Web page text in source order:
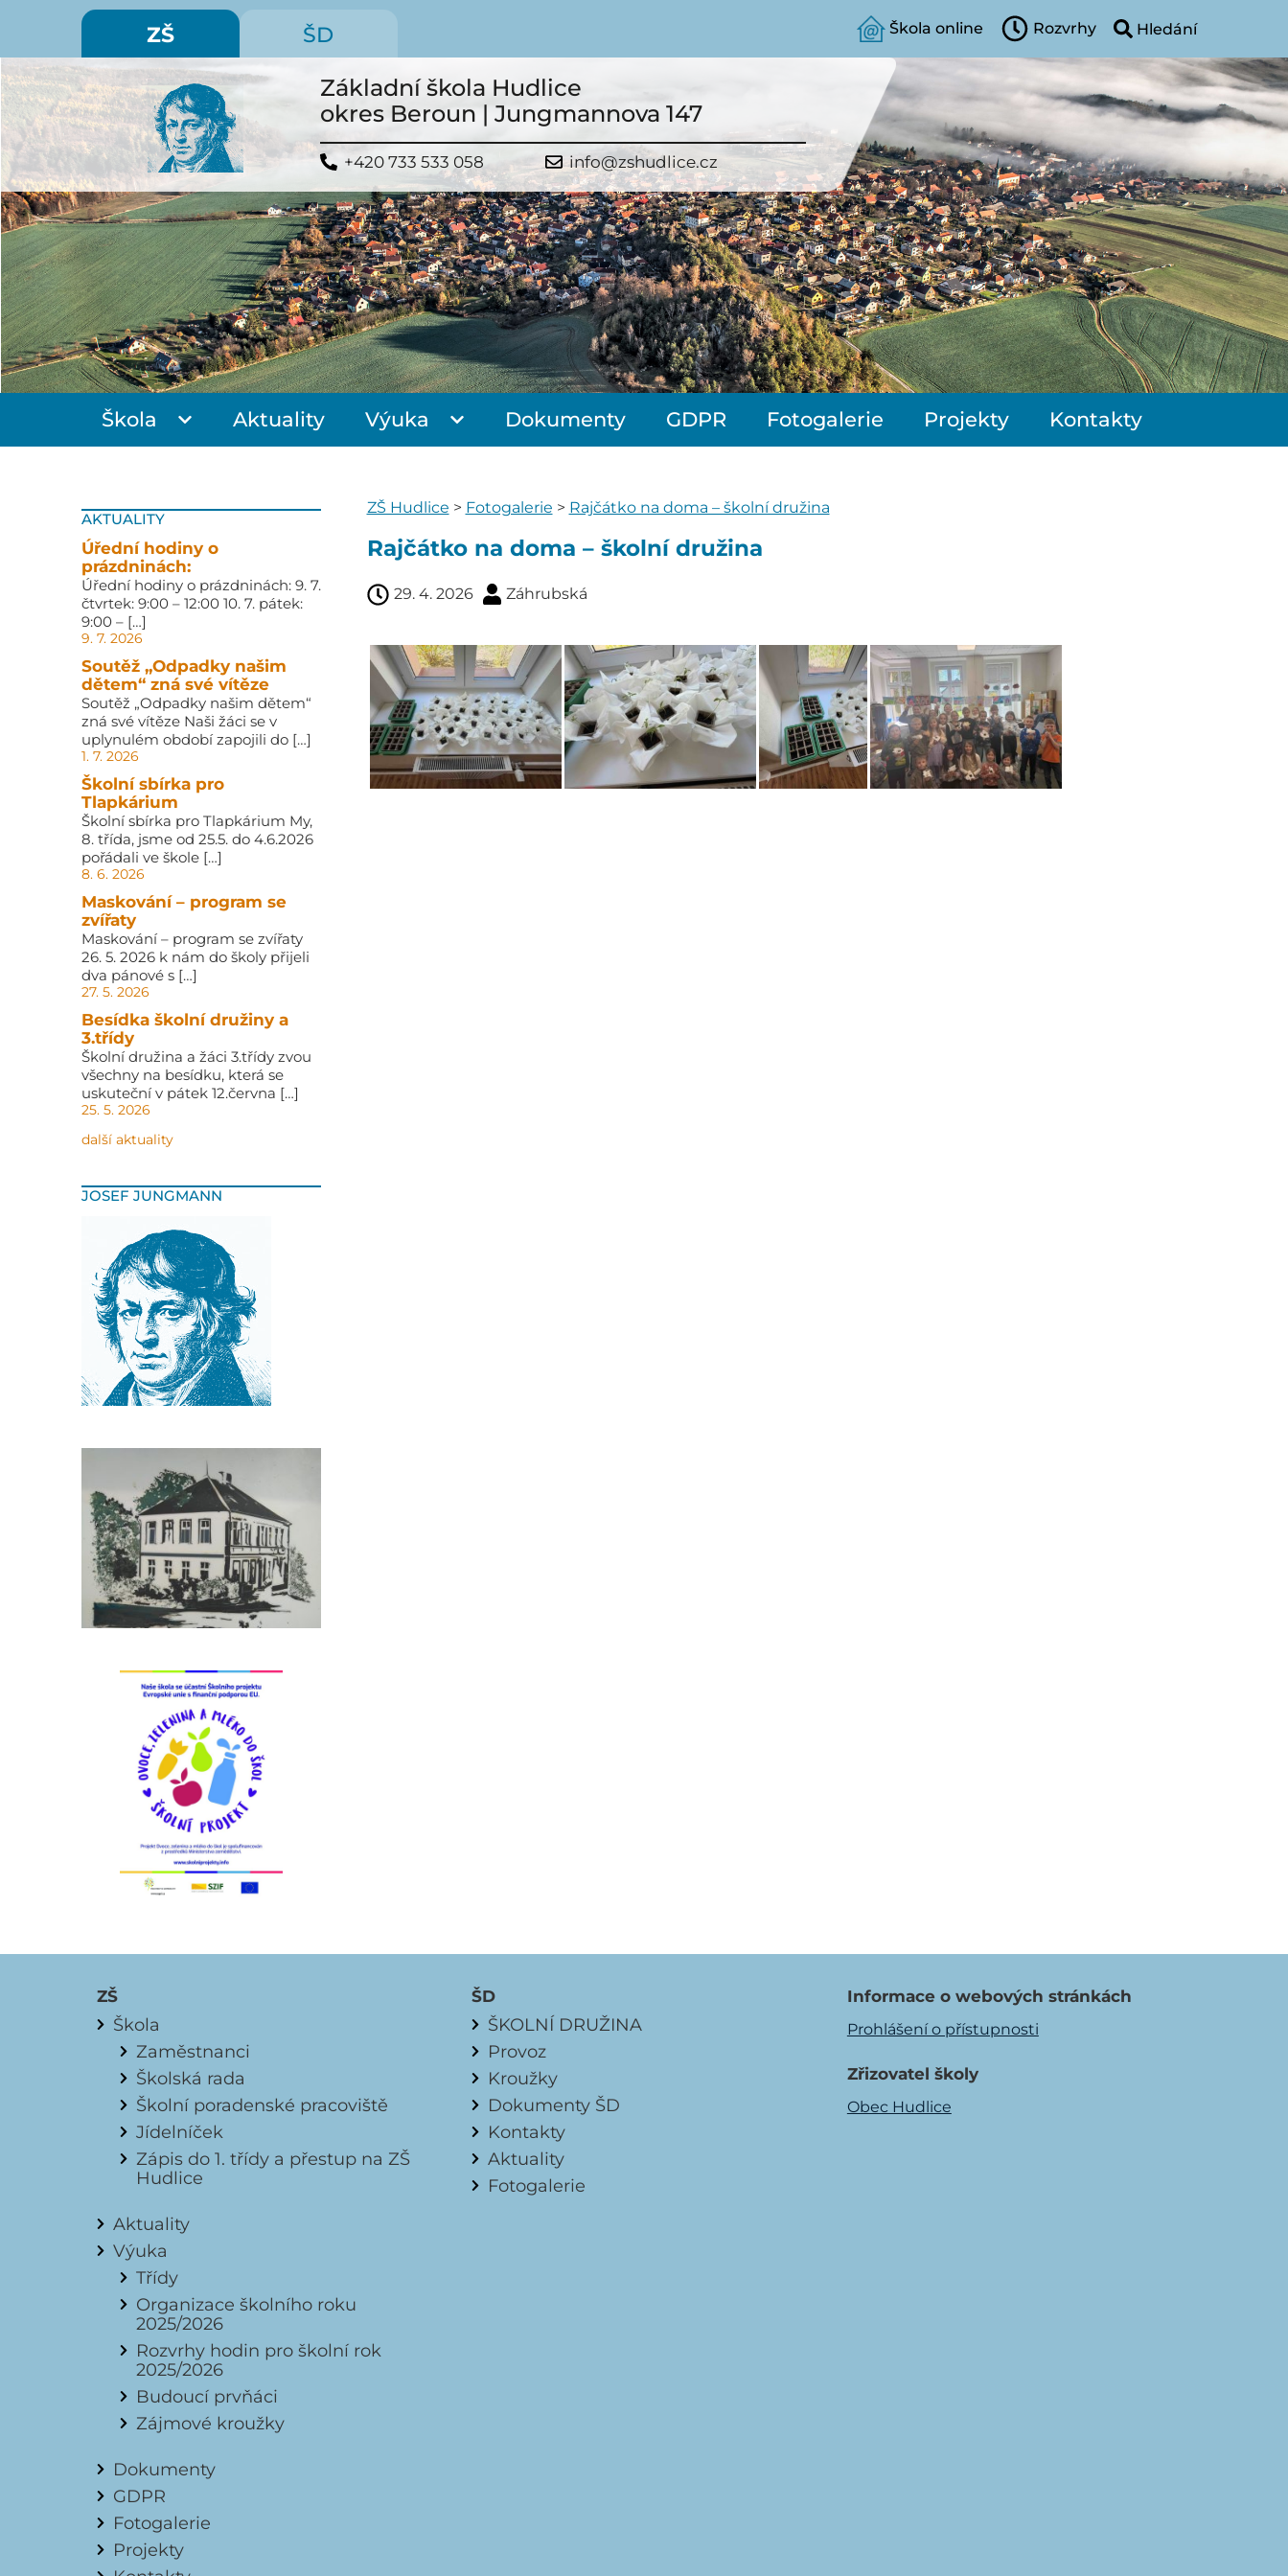
ZŠ ŠD Škola online Rozvrhy
Základní škola Hudlice
okres Beroun | Jungmannova 147
+420 733 533 058 info@zshudlice.cz
Škola Aktuality Výuka Dokumenty GDPR Fotogalerie Projekty Kontakty
AKTUALITY
Úřední hodiny o
prázdninách:
Úřední hodiny o prázdninách: 9. 7.
čtvrtek: 9:00 – 12:00 10. 7. pátek:
9:00 – […]
9. 7. 2026
Soutěž „Odpadky našim
dětem“ zná své vítěze
Soutěž „Odpadky našim dětem“
zná své vítěze Naši žáci se v
uplynulém období zapojili do […]
1. 7. 2026
Školní sbírka pro
Tlapkárium
Školní sbírka pro Tlapkárium My,
8. třída, jsme od 25.5. do 4.6.2026
pořádali ve škole […]
8. 6. 2026
Maskování – program se
zvířaty
Maskování – program se zvířaty
26. 5. 2026 k nám do školy přijeli
dva pánové s […]
27. 5. 2026
Besídka školní družiny a
3.třídy
Školní družina a žáci 3.třídy zvou
všechny na besídku, která se
uskuteční v pátek 12.června […]
25. 5. 2026
další aktuality
JOSEF JUNGMANN
ZŠ Hudlice > Fotogalerie > Rajčátko na doma – školní družina
Rajčátko na doma – školní družina
29. 4. 2026 Záhrubská
ZŠ
Škola
Zaměstnanci
Školská rada
Školní poradenské pracoviště
Jídelníček
Zápis do 1. třídy a přestup na ZŠ
Hudlice
Aktuality
Výuka
Třídy
Organizace školního roku
2025/2026
Rozvrhy hodin pro školní rok
2025/2026
Budoucí prvňáci
Zájmové kroužky
Dokumenty
GDPR
Fotogalerie
Projekty
ŠD
ŠKOLNÍ DRUŽINA
Provoz
Kroužky
Dokumenty ŠD
Kontakty
Aktuality
Fotogalerie
Informace o webových stránkách
Prohlášení o přístupnosti
Zřizovatel školy
Obec Hudlice